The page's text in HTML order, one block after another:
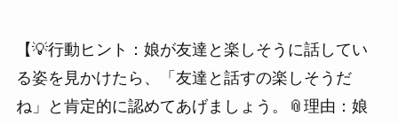
【💡行動ヒント：娘が友達と楽しそうに話してい
る姿を見かけたら、「友達と話すの楽しそうだ
ね」と肯定的に認めてあげましょう。📎理由：娘